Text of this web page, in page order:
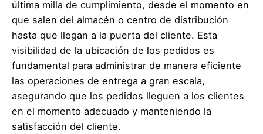
última milla de cumplimiento, desde el momento en
que salen del almacén o centro de distribución
hasta que llegan a la puerta del cliente. Esta
visibilidad de la ubicación de los pedidos es
fundamental para administrar de manera eficiente
las operaciones de entrega a gran escala,
asegurando que los pedidos lleguen a los clientes
en el momento adecuado y manteniendo la
satisfacción del cliente.